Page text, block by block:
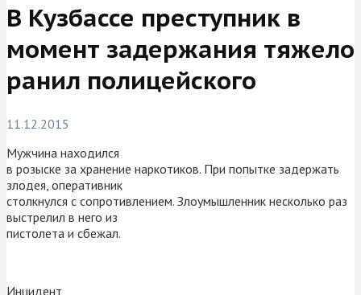
В Кузбассе преступник в
момент задержания тяжело
ранил полицейского
11.12.2015
Мужчина находился
в розыске за хранение наркотиков. При попытке задержать
злодея, оперативник
столкнулся с сопротивлением. Злоумышленник несколько раз
выстрелил в него из
пистолета и сбежал.
Инцидент